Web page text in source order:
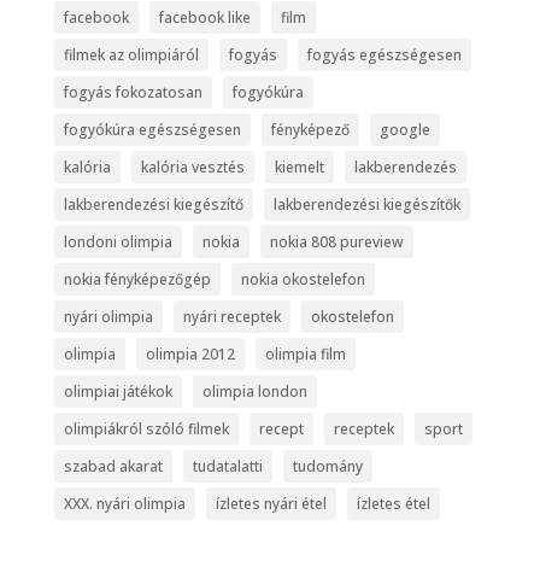
facebook
facebook like
film
filmek az olimpiáról
fogyás
fogyás egészségesen
fogyás fokozatosan
fogyókúra
fogyókúra egészségesen
fényképező
google
kalória
kalória vesztés kiemelt
lakberendezés
lakberendezési kiegészítő
lakberendezési kiegészítők
londoni olimpia
nokia
nokia 808 pureview
nokia fényképezőgép
nokia okostelefon
nyári olimpia
nyári receptek
okostelefon
olimpia
olimpia 2012
olimpia film
olimpiai játékok
olimpia london
olimpiákról szóló filmek
recept receptek
sport
szabad akarat
tudatalatti
tudomány
XXX. nyári olimpia
ízletes nyári étel ízletes étel